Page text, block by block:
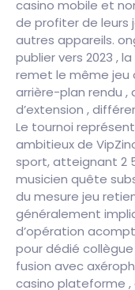
casino mobile et
de profiter de leurs
autres appareils.
publier vers 2023 ,
remet le même jeu
arrière-plan rendu ,
d’extension ,
Le tournoi
ambitieux de
sport, atteignant 2
musicien quête
du mesure jeu
généralement
d’opération
pour dédié
fusion avec
casino plateforme ,